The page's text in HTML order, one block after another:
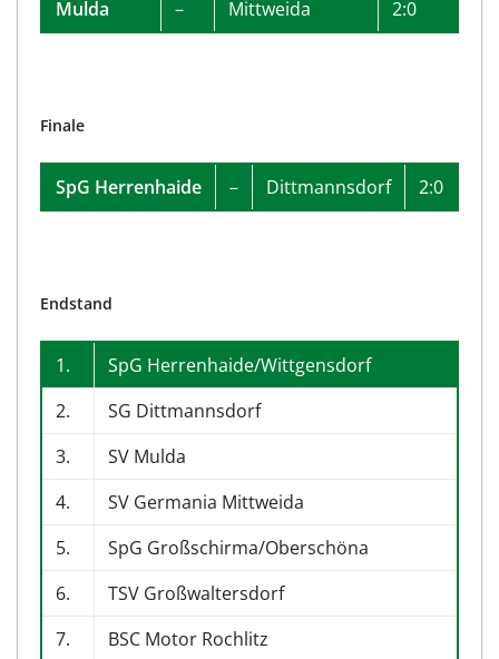
Mulda – Mittweida 2:0
Finale
SpG Herrenhaide – Dittmannsdorf 2:0
Endstand
1.
SpG Herrenhaide/Wittgensdorf
2.
SG Dittmannsdorf
3.
SV Mulda
4.
SV Germania Mittweida
5.
SpG Großschirma/Oberschöna
6.
TSV Großwaltersdorf
7.
BSC Motor Rochlitz